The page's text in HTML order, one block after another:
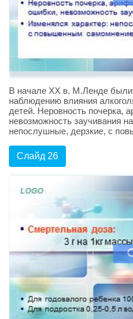
В начале XX в. М.Ленде
наблюдению влияния
детей. Неровность почерка,
невозможность заучивания
непослушные, дерзкие, с
Слайд 26